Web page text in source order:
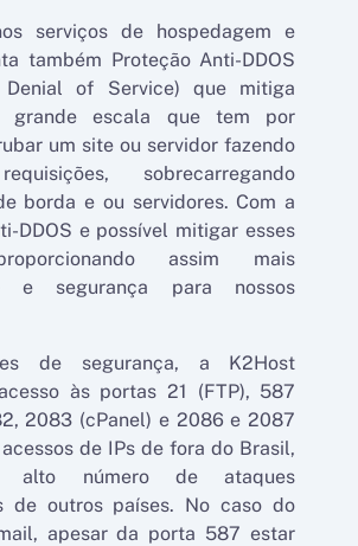
serviços de hospedagem e
também Proteção Anti-DDOS
Denial of Service) que mitiga
grande escala que tem por
um site ou servidor fazendo
sobrecarregando
borda e ou servidores. Com a
DDOS e possível mitigar esses
assim mais
e segurança para nossos
de segurança, a K2Host
às portas 21 (FTP), 587
2083 (cPanel) e 2086 e 2087
de IPs de fora do Brasil,
alto número de ataques
de outros países. No caso do
apesar da porta 587 estar